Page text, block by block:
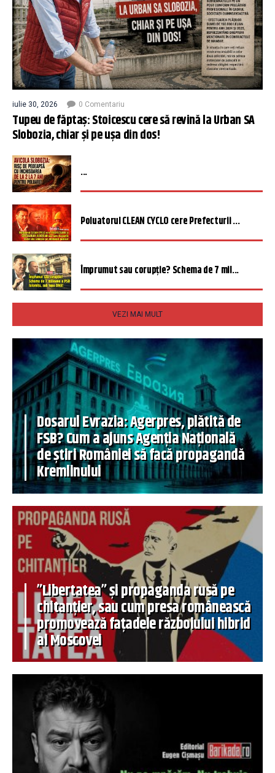
iulie 30, 2026 0 Comentariu
Tupeu de făptaș: Stoicescu cere să revină la Urban SA
Slobozia, chiar și pe ușa din dos!
...
Poluatorul CLEAN CYCLO cere Prefecturii ...
Împrumut sau corupție? Schema de 7 mil...
VEZI MAI MULT
Dosarul Evrazia: Agerpres, plătită de
FSB? Cum a ajuns Agenția Națională
de știri României să facă propagandă
Kremlinului
”Libertatea” și propaganda rusă pe
chitanțier, sau cum presa românească
promovează fațadele războiului hibrid
al Moscovei